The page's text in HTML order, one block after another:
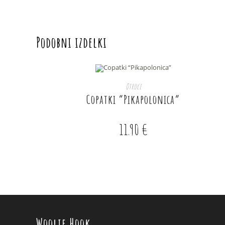
Podobni izdelki
DODAJ V KOŠARICO
Otroci
Copatki “Pikapolonica”
11.90€